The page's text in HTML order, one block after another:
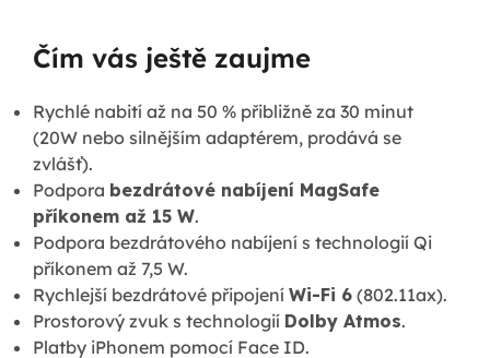
Čím vás ještě zaujme
Rychlé nabití až na 50 % přibližně za 30 minut
(20W nebo silnějším adaptérem, prodává se
zvlášť).
Podpora bezdrátové nabíjení MagSafe
příkonem až 15 W.
Podpora bezdrátového nabíjení s technologií Qi
příkonem až 7,5 W.
Rychlejší bezdrátové připojení Wi-Fi 6 (802.11ax).
Prostorový zvuk s technologií Dolby Atmos.
Platby iPhonem pomocí Face ID.